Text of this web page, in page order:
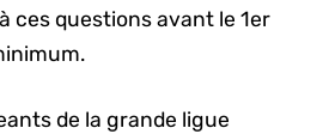
ces questions avant le 1er
de la grande ligue